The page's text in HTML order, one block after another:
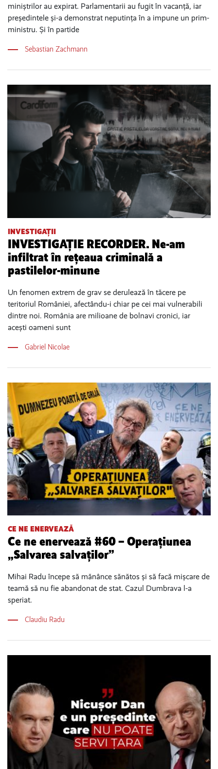
miniștrilor au expirat. Parlamentarii au fugit în vacanță, iar
președintele și-a demonstrat neputința în a impune un prim-
ministru. Și în partide
Sebastian Zachmann
INVESTIGAȚII
INVESTIGAȚIE RECORDER. Ne-am
infiltrat în rețeaua criminală a
pastilelor-minune
Un fenomen extrem de grav se derulează în tăcere pe
teritoriul României, afectându-i chiar pe cei mai vulnerabili
dintre noi. România are milioane de bolnavi cronici, iar
acești oameni sunt
Gabriel Nicolae
CE NE ENERVEAZĂ
Ce ne enervează #60 – Operațiunea
„Salvarea salvaților”
Mihai Radu începe să mănânce sănătos și să facă mișcare de
teamă să nu fie abandonat de stat. Cazul Dumbrava l-a
speriat.
Claudiu Radu